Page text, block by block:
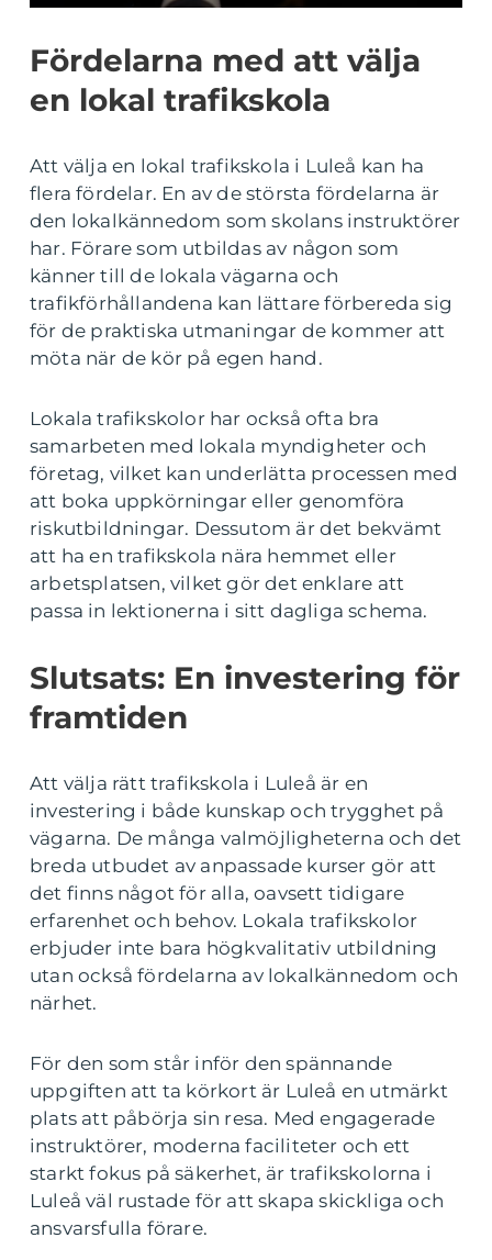
Fördelarna med att välja
en lokal trafikskola
Att välja en lokal trafikskola i Luleå kan ha
flera fördelar. En av de största fördelarna är
den lokalkännedom som skolans instruktörer
har. Förare som utbildas av någon som
känner till de lokala vägarna och
trafikförhållandena kan lättare förbereda sig
för de praktiska utmaningar de kommer att
möta när de kör på egen hand.
Lokala trafikskolor har också ofta bra
samarbeten med lokala myndigheter och
företag, vilket kan underlätta processen med
att boka uppkörningar eller genomföra
riskutbildningar. Dessutom är det bekvämt
att ha en trafikskola nära hemmet eller
arbetsplatsen, vilket gör det enklare att
passa in lektionerna i sitt dagliga schema.
Slutsats: En investering för
framtiden
Att välja rätt trafikskola i Luleå är en
investering i både kunskap och trygghet på
vägarna. De många valmöjligheterna och det
breda utbudet av anpassade kurser gör att
det finns något för alla, oavsett tidigare
erfarenhet och behov. Lokala trafikskolor
erbjuder inte bara högkvalitativ utbildning
utan också fördelarna av lokalkännedom och
närhet.
För den som står inför den spännande
uppgiften att ta körkort är Luleå en utmärkt
plats att påbörja sin resa. Med engagerade
instruktörer, moderna faciliteter och ett
starkt fokus på säkerhet, är trafikskolorna i
Luleå väl rustade för att skapa skickliga och
ansvarsfulla förare.